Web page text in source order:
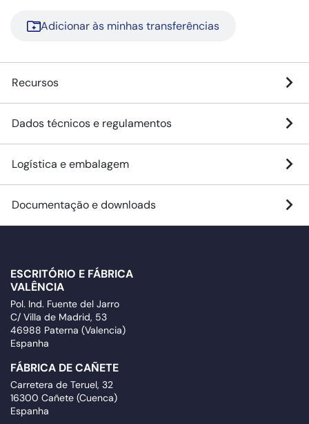
Adicionar às minhas transferências
Recursos
Dados técnicos e regulamentos
Logística e embalagem
Documentação e downloads
ESCRITÓRIO E FÁBRICA
VALÊNCIA
Pol. Ind. Fuente del Jarro
C/ Villa de Madrid, 53
46988 Paterna (Valencia)
Espanha
FÁBRICA DE CAÑETE
Carretera de Teruel, 32
16300 Cañete (Cuenca)
Espanha